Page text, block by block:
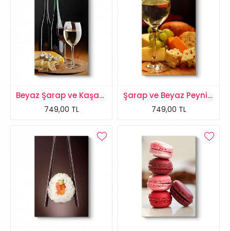
Beyaz Şarap ve Kaşar Peynir Tablosu
749,00 TL
Şarap ve Beyaz Peynir Zamanı Tablosu
749,00 TL